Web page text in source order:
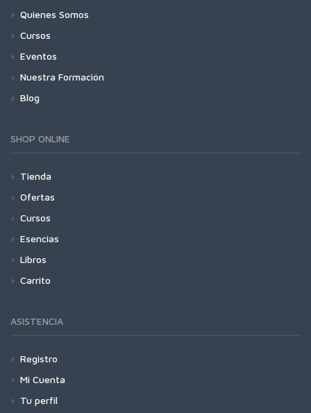
Quienes Somos
Cursos
Eventos
Nuestra Formación
Blog
SHOP ONLINE
Tienda
Ofertas
Cursos
Esencias
Libros
Carrito
ASISTENCIA
Registro
Mi Cuenta
Tu perfil